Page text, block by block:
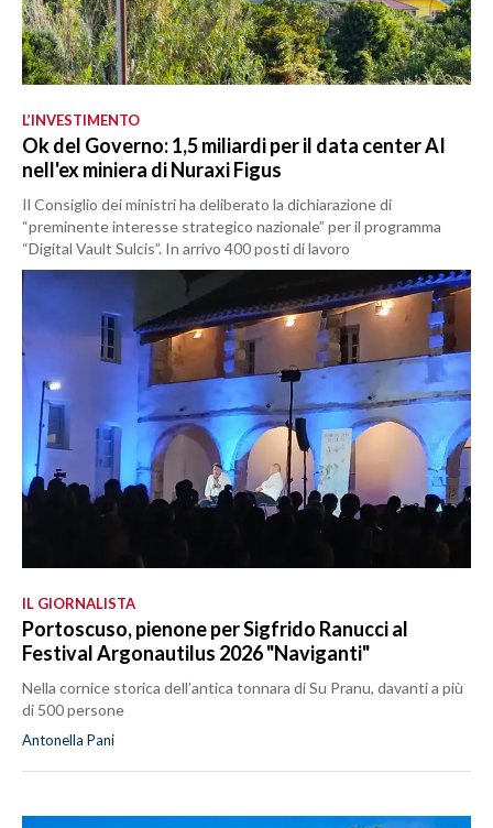
L’INVESTIMENTO
Ok del Governo: 1,5 miliardi per il data center AI
nell'ex miniera di Nuraxi Figus
Il Consiglio dei ministri ha deliberato la dichiarazione di
“preminente interesse strategico nazionale” per il programma
“Digital Vault Sulcis”. In arrivo 400 posti di lavoro
IL GIORNALISTA
Portoscuso, pienone per Sigfrido Ranucci al
Festival Argonautilus 2026 "Naviganti"
Nella cornice storica dell’antica tonnara di Su Pranu, davanti a più
di 500 persone
Antonella Pani